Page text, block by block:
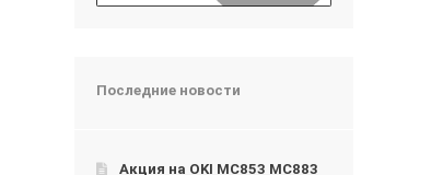
Последние новости
Акция на OKI МС853 МС883